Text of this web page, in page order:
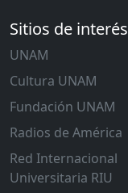
Sitios de interés
UNAM
Cultura UNAM
Fundación UNAM
Radios de América
Red Internacional
Universitaria RIU